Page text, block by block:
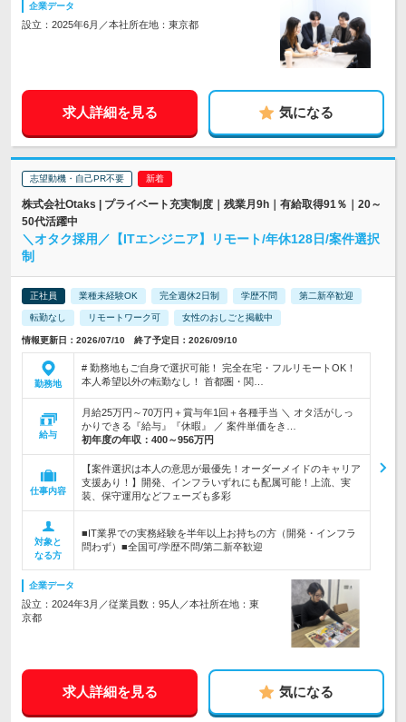
企業データ
設立：2025年6月／本社所在地：東京都
求人詳細を見る 気になる
志望動機・自己PR不要
株式会社Otaks | プライベート充実制度｜残業月9h｜有給取得91％｜20～
50代活躍中
＼オタク採用／【ITエンジニア】リモート/年休128日/案件選択
制
正社員 業種未経験OK 完全週休2日制 学歴不問 第二新卒歓迎
転勤なし リモートワーク可 女性のおしごと掲載中
情報更新日：2026/07/10 終了予定日：2026/09/10
勤務地
# 勤務地もご自身で選択可能！ 完全在宅・フルリモートOK！
本人希望以外の転勤なし！ 首都圏・関…
給与
月給25万円～70万円＋賞与年1回＋各種手当 ＼ オタ活がしっ
かりできる『給与』『休暇』 ／ 案件単価をき…
初年度の年収： 400～956万円
仕事内容
【案件選択は本人の意思が最優先！オーダーメイドのキャリア
支援あり！】開発、インフラいずれにも配属可能！上流、実
装、保守運用などフェーズも多彩
対象と
なる方
■IT業界での実務経験を半年以上お持ちの方（開発・インフラ
問わず）■全国可/学歴不問/第二新卒歓迎
企業データ
設立：2024年3月／従業員数：95人／本社所在地：東
京都
求人詳細を見る 気になる